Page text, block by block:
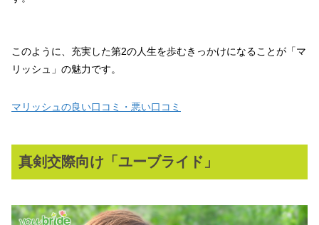
このように、充実した第2の人生を歩むきっかけになることが「マ
リッシュ」の魅力です。
マリッシュの良い口コミ・悪い口コミ
真剣交際向け「ユーブライド」